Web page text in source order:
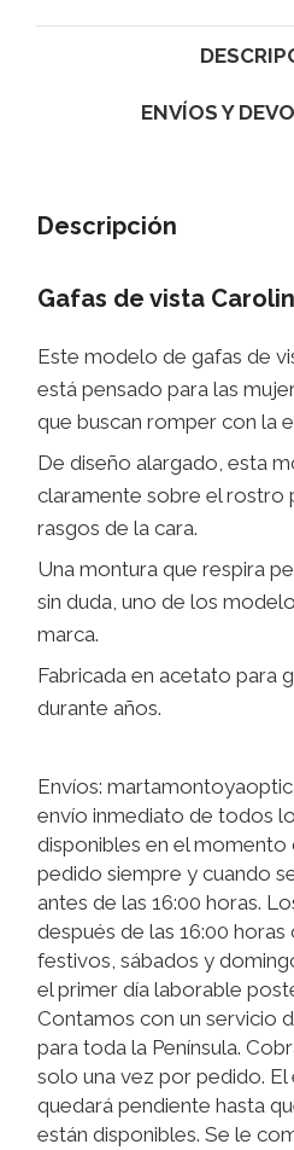
ENVÍOS Y
Descripción
Gafas de vista
Este modelo de gafas de
está pensado para las
que buscan romper con la
De diseño alargado, esta
claramente sobre el rostro
rasgos de la cara.
Una montura que respira
sin duda, uno de los
marca.
Fabricada en acetato para
durante años.
Envíos:
envío inmediato de todos
disponibles en el
pedido siempre y cuando
antes de las 16:00 horas.
después de las 16:00 horas
festivos, sábados y
el primer día laborable
Contamos con un servicio
para toda la Península.
solo una vez por pedido.
quedará pendiente hasta
están disponibles. Se le